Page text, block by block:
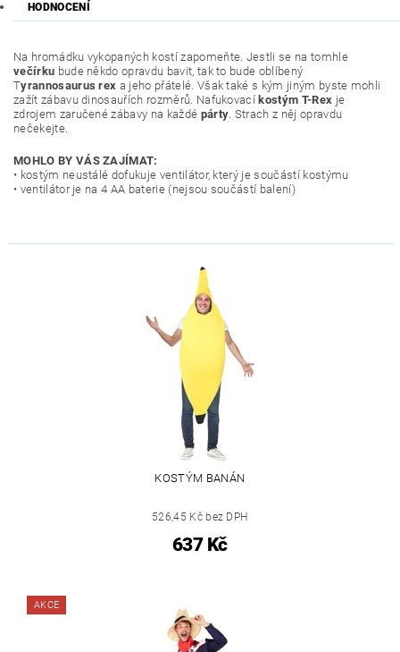
HODNOCENÍ
Na hromádku vykopaných kostí zapomeňte. Jestli se na tomhle
večírku bude někdo opravdu bavit, tak to bude oblíbený
Tyrannosaurus rex a jeho přátelé. Však také s kým jiným byste mohli
zažít zábavu dinosauřích rozměrů. Nafukovací kostým T-Rex je
zdrojem zaručené zábavy na každé párty. Strach z něj opravdu
nečekejte.
MOHLO BY VÁS ZAJÍMAT:
• kostým neustálé dofukuje ventilátor, který je součástí kostýmu
• ventilátor je na 4 AA baterie (nejsou součástí balení)
KOSTÝM BANÁN
526,45 Kč bez DPH
637 Kč
AKCE